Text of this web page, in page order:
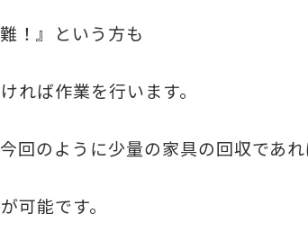
！』 という方も
れば作業を行います。
回のように少量の家具の回収であ
可能です。